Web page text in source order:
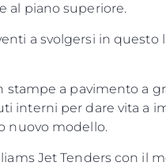
al piano superiore.
a svolgersi in questo
stampe a pavimento a
interni per dare vita a
nuovo modello.
Jet Tenders con il